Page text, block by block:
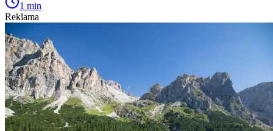
1 min
Reklama